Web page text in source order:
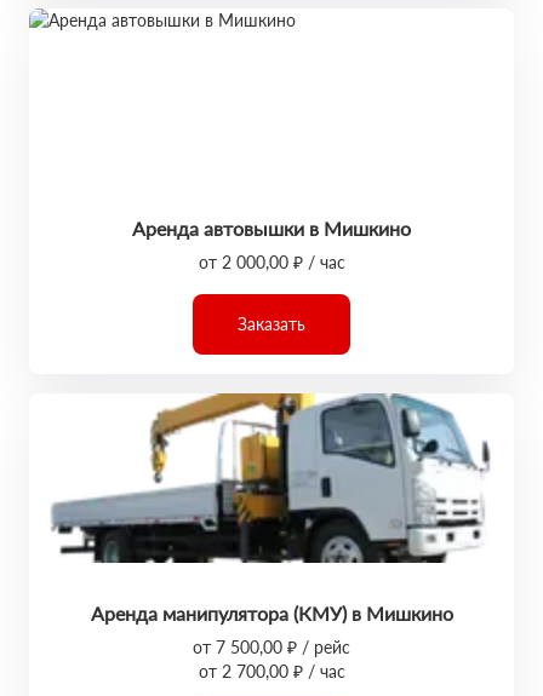
Аренда автовышки в Мишкино
от 2 000,00 ₽ / час
Заказать
Аренда манипулятора (КМУ) в Мишкино
от 7 500,00 ₽ / рейс
от 2 700,00 ₽ / час